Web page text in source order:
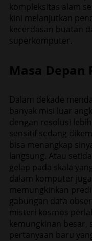
kompleksitas alam
kini melanjutkan
kecerdasan buatan
superkomputer.
Masa Depan
Dalam dekade
banyak misi luar
dengan resolusi
sensitif sedang
bisa menangkap
langsung. Atau
gelap pada skala
dalam komputer
memungkinkan
gabungan data
misteri kosmos
kemungkinan besar,
pertanyaan baru